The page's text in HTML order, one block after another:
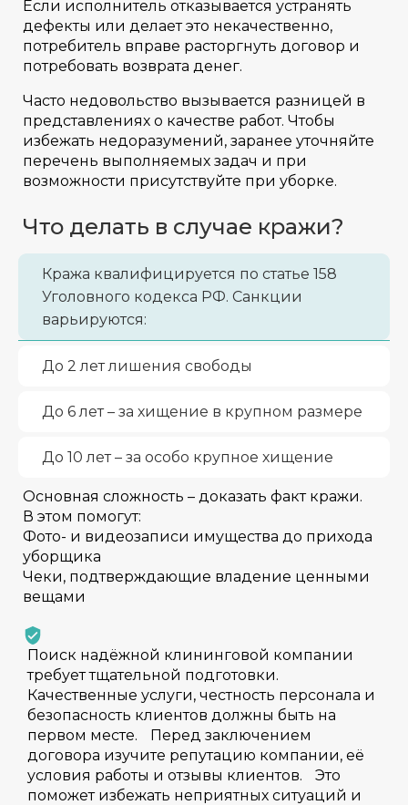
Если исполнитель отказывается устранять
дефекты или делает это некачественно,
потребитель вправе расторгнуть договор и
потребовать возврата денег.
Часто недовольство вызывается разницей в
представлениях о качестве работ. Чтобы
избежать недоразумений, заранее уточняйте
перечень выполняемых задач и при
возможности присутствуйте при уборке.
Что делать в случае кражи?
Кража квалифицируется по статье 158
Уголовного кодекса РФ. Санкции
варьируются:
До 2 лет лишения свободы
До 6 лет – за хищение в крупном размере
До 10 лет – за особо крупное хищение
Основная сложность – доказать факт кражи.
В этом помогут:
Фото- и видеозаписи имущества до прихода
уборщика
Чеки, подтверждающие владение ценными
вещами
Поиск надёжной клининговой компании
требует тщательной подготовки.
Качественные услуги, честность персонала и
безопасность клиентов должны быть на
первом месте. Перед заключением
договора изучите репутацию компании, её
условия работы и отзывы клиентов. Это
поможет избежать неприятных ситуаций и